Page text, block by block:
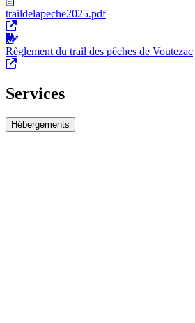
traildelapeche2025.pdf
Règlement du trail des pêches de Voutezac
Services
Hébergements